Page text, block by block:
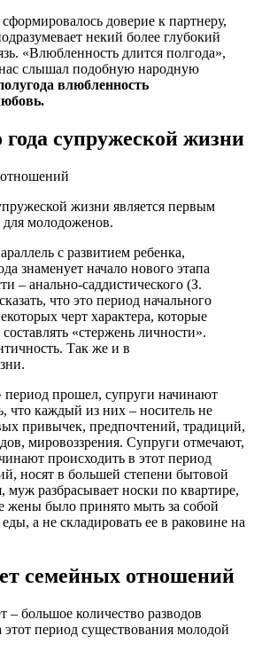
доверие к партнеру,
некий более глубокий
«Влюбленность длится полгода»,
слышал подобную народную
влюбленность
года супружеской жизни
жизни является первым
молодоженов.
с развитием ребенка,
знаменует начало нового этапа
– анально-саддистического (З.
что это период начального
черт характера, которые
«стержень личности».
Так же и в
прошел, супруги начинают
что каждый из них – носитель не
привычек, предпочтений, традиций,
мировоззрения. Супруги отмечают,
происходить в этот период
носят в большей степени бытовой
муж разбрасывает носки по квартире,
жены было принято мыть за собой
а не складировать ее в раковине на
семейных отношений
– большое количество разводов
период существования молодой